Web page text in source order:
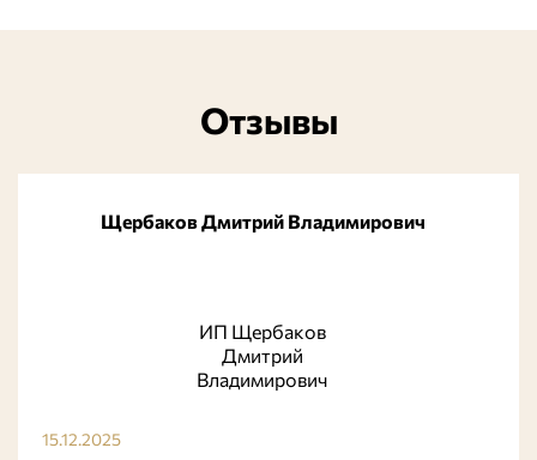
Отзывы
Щербаков Дмитрий Владимирович
ИП Щербаков
Дмитрий
Владимирович
15.12.2025